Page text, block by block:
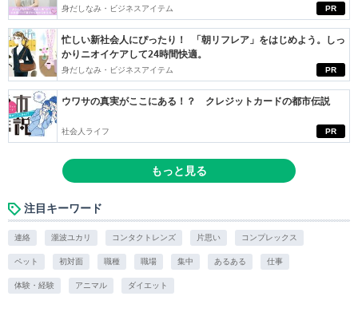
PR
身だしなみ・ビジネスアイテム
PR
忙しい新社会人にぴったり！ 「朝リフレア」をはじめよう。しっ
かりニオイケアして24時間快適。
身だしなみ・ビジネスアイテム
PR
ウワサの真実がここにある！？ クレジットカードの都市伝説
社会人ライフ
もっと見る
注目キーワード
連絡 瀧波ユカリ コンタクトレンズ 片思い コンプレックス
ペット 初対面 職種 職場 集中 あるある 仕事
体験・経験 アニマル ダイエット